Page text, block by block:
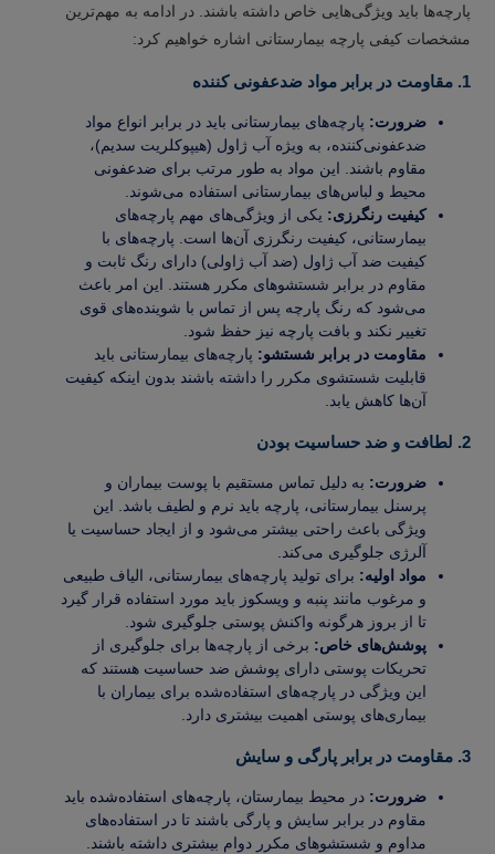
پارچه‌ها باید ویژگی‌هایی خاص داشته باشند. در ادامه به مهم‌ترین
مشخصات کیفی پارچه بیمارستانی اشاره خواهیم کرد:
1. مقاومت در برابر مواد ضدعفونی کننده
ضرورت: پارچه‌های بیمارستانی باید در برابر انواع مواد
ضدعفونی‌کننده، به ویژه آب ژاول (هیپوکلریت سدیم)،
مقاوم باشند. این مواد به طور مرتب برای ضدعفونی
محیط و لباس‌های بیمارستانی استفاده می‌شوند.
کیفیت رنگرزی: یکی از ویژگی‌های مهم پارچه‌های
بیمارستانی، کیفیت رنگرزی آن‌ها است. پارچه‌های با
کیفیت ضد آب ژاول (ضد آب ژاولی) دارای رنگ ثابت و
مقاوم در برابر شستشوهای مکرر هستند. این امر باعث
می‌شود که رنگ پارچه پس از تماس با شوینده‌های قوی
تغییر نکند و بافت پارچه نیز حفظ شود.
مقاومت در برابر شستشو: پارچه‌های بیمارستانی باید
قابلیت شستشوی مکرر را داشته باشند بدون اینکه کیفیت
آن‌ها کاهش یابد.
2. لطافت و ضد حساسیت بودن
ضرورت: به دلیل تماس مستقیم با پوست بیماران و
پرسنل بیمارستانی، پارچه باید نرم و لطیف باشد. این
ویژگی باعث راحتی بیشتر می‌شود و از ایجاد حساسیت یا
آلرژی جلوگیری می‌کند.
مواد اولیه: برای تولید پارچه‌های بیمارستانی، الیاف طبیعی
و مرغوب مانند پنبه و ویسکوز باید مورد استفاده قرار گیرد
تا از بروز هرگونه واکنش پوستی جلوگیری شود.
پوشش‌های خاص: برخی از پارچه‌ها برای جلوگیری از
تحریکات پوستی دارای پوشش ضد حساسیت هستند که
این ویژگی در پارچه‌های استفاده‌شده برای بیماران با
بیماری‌های پوستی اهمیت بیشتری دارد.
3. مقاومت در برابر پارگی و سایش
ضرورت: در محیط بیمارستان، پارچه‌های استفاده‌شده باید
مقاوم در برابر سایش و پارگی باشند تا در استفاده‌های
مداوم و شستشوهای مکرر دوام بیشتری داشته باشند.